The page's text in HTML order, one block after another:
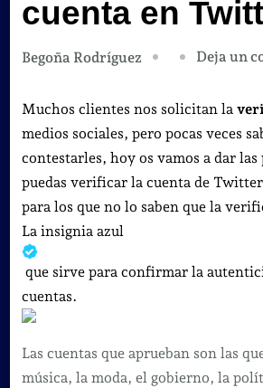
cuenta en
Begoña Rodríguez Deja un
Muchos clientes nos solicitan la
medios sociales, pero pocas veces
contestarles, hoy os vamos a dar las
puedas verificar la cuenta de
para los que no lo saben que la
La insignia azul
que sirve para confirmar la
cuentas.
Las cuentas que aprueban son las
música, la moda, el gobierno, la